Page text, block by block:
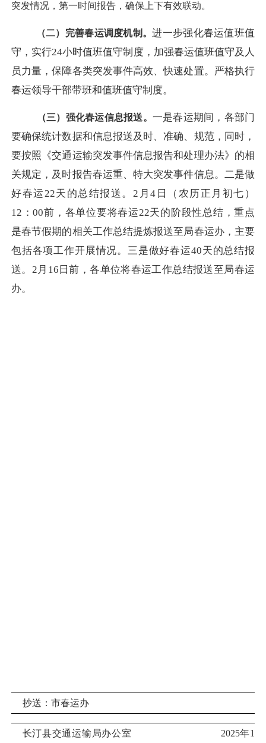
突发情况，第一时间报告，确保上下有效联动。
（二）完善春运调度机制。进一步强化春运值班值
守，实行24小时值班值守制度，加强春运值班值守及人
员力量，保障各类突发事件高效、快速处置。严格执行
春运领导干部带班和值班值守制度。
（三）强化春运信息报送。 一是春运期间，各部门
要确保统计数据和信息报送及时、准确、规范，同时，
要按照《交通运输突发事件信息报告和处理办法》的相
关规定，及时报告春运重、特大突发事件信息。二是做
好春运22天的总结报送。2月4日（农历正月初七）
12：00前，各单位要将春运22天的阶段性总结，重点
是春节假期的相关工作总结提炼报送至局春运办，主要
包括各项工作开展情况。三是做好春运40天的总结报
送。2月16日前，各单位将春运工作总结报送至局春运
办。
抄送：市春运办
长汀县交通运输局办公室 2025年1